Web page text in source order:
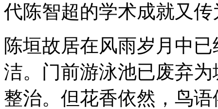
代陈智超的学术成就又
陈垣故居在风雨岁月中
洁。门前游泳池已废弃
整治。但花香依然，鸟